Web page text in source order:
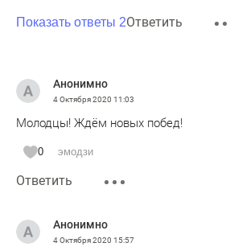
Показать ответы 2Ответить
Анонимно
4 Октября 2020 11:03
Молодцы! Ждём новых побед!
0 эмодзи
Ответить
Анонимно
4 Октября 2020 15:57